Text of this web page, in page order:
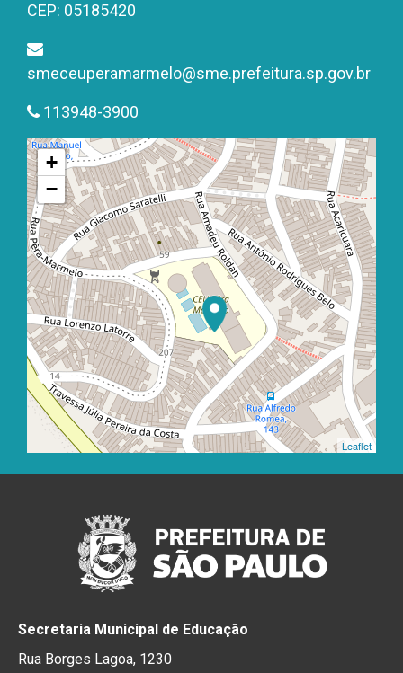
CEP: 05185420
smeceuperamarmelo@sme.prefeitura.sp.gov.br
113948-3900
+
−
Leaflet
Secretaria Municipal de Educação
Rua Borges Lagoa, 1230